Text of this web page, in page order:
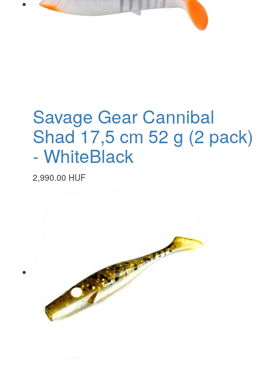
Savage Gear Cannibal
Shad 17,5 cm 52 g (2 pack)
- WhiteBlack
2,990.00 HUF